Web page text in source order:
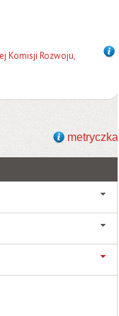
Komisji Rozwoju,
metryczka